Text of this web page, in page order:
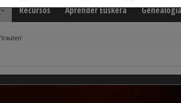
Recursos Aprender Euskera
'Irauten'